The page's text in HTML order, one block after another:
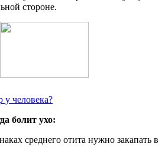
стороне.
у человека?
болит ухо:
среднего отита нужно закапать в